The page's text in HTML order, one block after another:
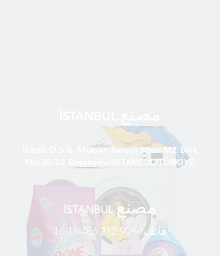
İkitelli O.S.B. Mutsan Sanayi Sitesi M2 Blok
No:30-32 Başakşehir-İSTANBUL/TÜRKİYE
İSTANBULمصنع
هاتف: +90 212 486 11 16